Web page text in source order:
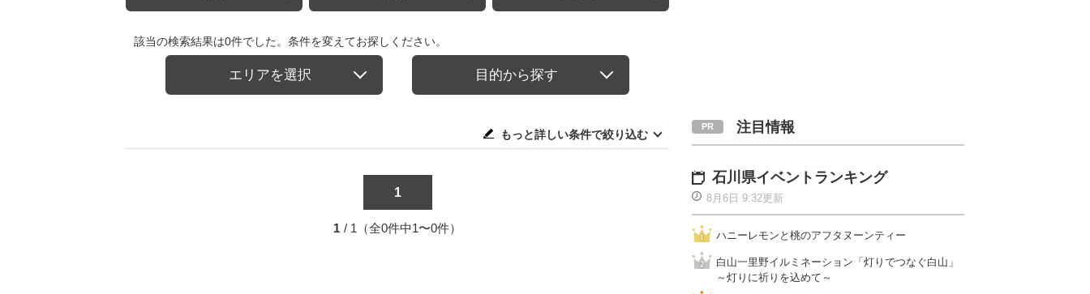
該当の検索結果は0件でした。条件を変えてお探しください。
エリアを選択 目的から探す
もっと詳しい条件で絞り込む
1
1 / 1（全0件中1〜0件）
注目情報
石川県イベントランキング
8月6日 9:32更新
ハニーレモンと桃のアフタヌーンティー
白山一里野イルミネーション「灯りでつなぐ白山」
～灯りに祈りを込めて～